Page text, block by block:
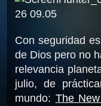
Con seguridad
de Dios pero no
relevancia
julio, de
mundo: The